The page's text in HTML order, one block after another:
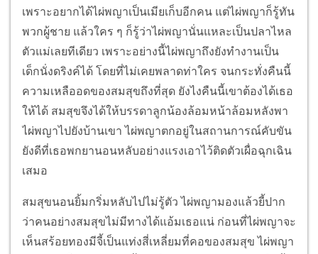
เพราะอยากได้ไผ่พญาเป็นเมียเก็บอีกคน แต่ไผ่พญาก็รู้ทัน
พวกผู้ชาย แล้วใคร ๆ ก็รู้ว่าไผ่พญานั่นแหละเป็นปลาไหล
ตัวแม่เลยทีเดียว เพราะอย่างนี้ไผ่พญาถึงยังทำงานเป็น
เด็กนั่งดริงค์ได้ โดยที่ไม่เคยพลาดท่าใคร จนกระทั่งคืนนี้
ความเหลืออดของสมสุขถึงที่สุด ยังไงคืนนี้เขาต้องได้เธอ
ให้ได้ สมสุขจึงได้ให้บรรดาลูกน้องล้อมหน้าล้อมหลังพา
ไผ่พญาไปยังบ้านเขา ไผ่พญาตกอยู่ในสถานการณ์คับขัน
ยังดีที่เธอพกยานอนหลับอย่างแรงเอาไว้ติดตัวเผื่อฉุกเฉิน
เสมอ
สมสุขนอนยิ้มกริ่มหลับไปไม่รู้ตัว ไผ่พญามองแล้วยี้ปาก
ว่าคนอย่างสมสุขไม่มีทางได้แอ้มเธอแน่ ก่อนที่ไผ่พญาจะ
เห็นสร้อยทองมีจี้เป็นแท่งสี่เหลี่ยมที่คอของสมสุข ไผ่พญา